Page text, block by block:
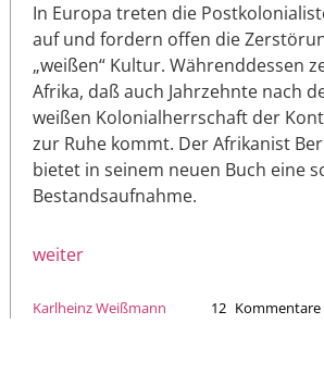
In Europa treten die
auf und fordern offen die
„weißen“ Kultur. Währenddessen
Afrika, daß auch Jahrzehnte nach
weißen Kolonialherrschaft der
zur Ruhe kommt. Der Afrikanist
bietet in seinem neuen Buch eine
Bestandsaufnahme.
weiter
Karlheinz Weißmann 12 Kommentare